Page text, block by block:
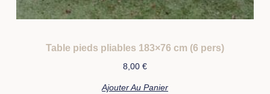
Table pieds pliables 183×76 cm (6 pers)
8,00 €
Ajouter Au Panier